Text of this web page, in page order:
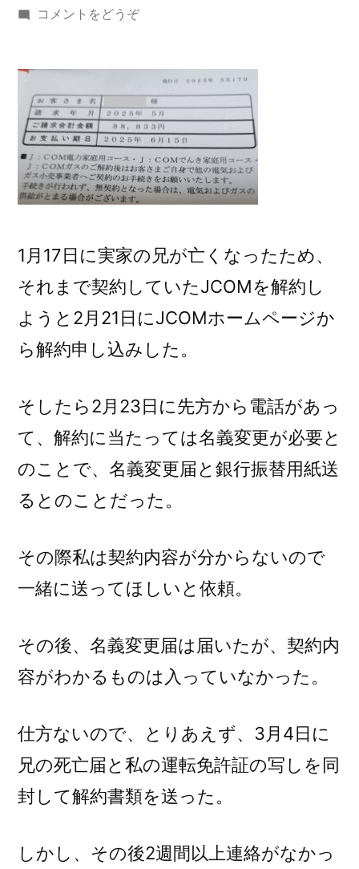
稿
コメントをどうぞ(JCOM
電
気
料
金
請
88,800
円。
く
な
1月17日に実家の兄が亡くなったため、
それまで契約していたJCOMを解約し
ようと2月21日にJCOMホームページか
ら解約申し込みした。
そしたら2月23日に先方から電話があっ
て、解約に当たっては名義変更が必要と
のことで、名義変更届と銀行振替用紙送
るとのことだった。
その際私は契約内容が分からないので
一緒に送ってほしいと依頼。
その後、名義変更届は届いたが、契約内
容がわかるものは入っていなかった。
仕方ないので、とりあえず、3月4日に
兄の死亡届と私の運転免許証の写しを同
封して解約書類を送った。
しかし、その後2週間以上連絡がなかっ